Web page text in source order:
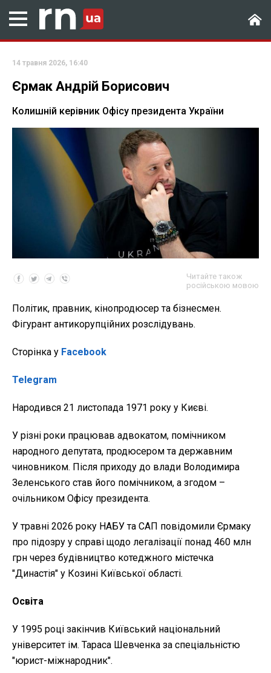
14 травня 2026, 16:40
Єрмак Андрій Борисович
Колишній керівник Офісу президента України
Читайте також
російською мовою
Політик, правник, кінопродюсер та бізнесмен.
Фігурант антикорупційних розслідувань.
Сторінка у Facebook
Telegram
Народився 21 листопада 1971 року у Києві.
У різні роки працював адвокатом, помічником
народного депутата, продюсером та державним
чиновником. Після приходу до влади Володимира
Зеленського став його помічником, а згодом –
очільником Офісу президента.
У травні 2026 року НАБУ та САП повідомили Єрмаку
про підозру у справі щодо легалізації понад 460 млн
грн через будівництво котеджного містечка
"Династія" у Козині Київської області.
Освіта
У 1995 році закінчив Київський національний
університет ім. Тараса Шевченка за спеціальністю
"юрист-міжнародник".